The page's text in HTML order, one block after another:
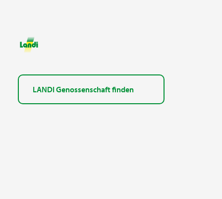
LANDI Genossenschaft finden